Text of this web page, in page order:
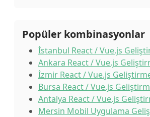
Popüler kombinasyonlar
İstanbul React / Vue.js
Ankara React / Vue.js
İzmir React / Vue.js
Bursa React / Vue.js
Antalya React / Vue.js
Mersin Mobil Uygulama